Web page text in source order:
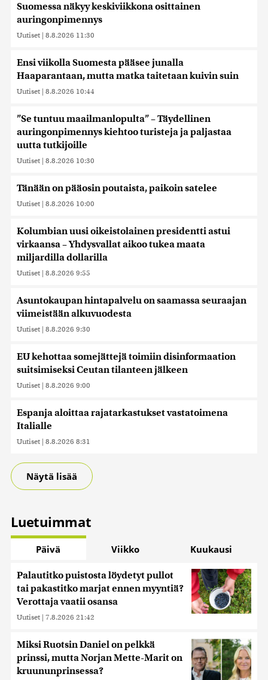
Suomessa näkyy keskiviikkona osittainen
auringonpimennys
Uutiset | 8.8.2026 11:30
Ensi viikolla Suomesta pääsee junalla
Haaparantaan, mutta matka taitetaan kuivin suin
Uutiset | 8.8.2026 10:44
”Se tuntuu maailmanlopulta” – Täydellinen
auringonpimennys kiehtoo turisteja ja paljastaa
uutta tutkijoille
Uutiset | 8.8.2026 10:30
Tänään on pääosin poutaista, paikoin satelee
Uutiset | 8.8.2026 10:00
Kolumbian uusi oikeistolainen presidentti astui
virkaansa – Yhdysvallat aikoo tukea maata
miljardilla dollarilla
Uutiset | 8.8.2026 9:55
Asuntokaupan hintapalvelu on saamassa seuraajan
viimeistään alkuvuodesta
Uutiset | 8.8.2026 9:30
EU kehottaa somejättejä toimiin disinformaation
suitsimiseksi Ceutan tilanteen jälkeen
Uutiset | 8.8.2026 9:00
Espanja aloittaa rajatarkastukset vastatoimena
Italialle
Uutiset | 8.8.2026 8:31
Näytä lisää
Luetuimmat
Päivä Viikko Kuukausi
Palautitko puistosta löydetyt pullot
tai pakastitko marjat ennen myyntiä?
Verottaja vaatii osansa
Uutiset | 7.8.2026 21:42
Miksi Ruotsin Daniel on pelkkä
prinssi, mutta Norjan Mette-Marit on
kruununprinsessa?